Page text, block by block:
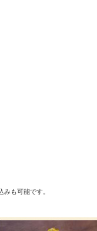
も可能です。